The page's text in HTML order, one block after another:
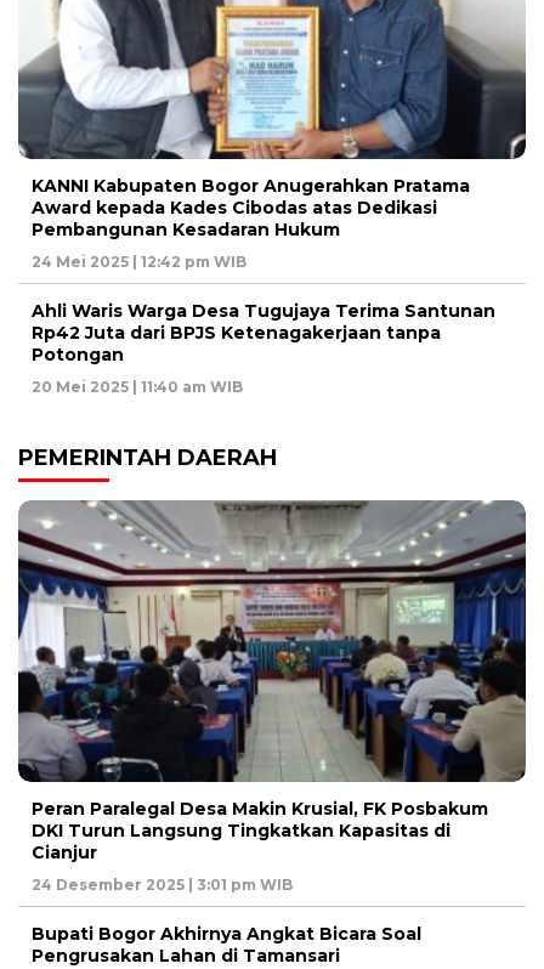
KANNI Kabupaten Bogor Anugerahkan Pratama
Award kepada Kades Cibodas atas Dedikasi
Pembangunan Kesadaran Hukum
24 Mei 2025 | 12:42 pm WIB
Ahli Waris Warga Desa Tugujaya Terima Santunan
Rp42 Juta dari BPJS Ketenagakerjaan tanpa
Potongan
20 Mei 2025 | 11:40 am WIB
PEMERINTAH DAERAH
Peran Paralegal Desa Makin Krusial, FK Posbakum
DKI Turun Langsung Tingkatkan Kapasitas di
Cianjur
24 Desember 2025 | 3:01 pm WIB
Bupati Bogor Akhirnya Angkat Bicara Soal
Pengrusakan Lahan di Tamansari